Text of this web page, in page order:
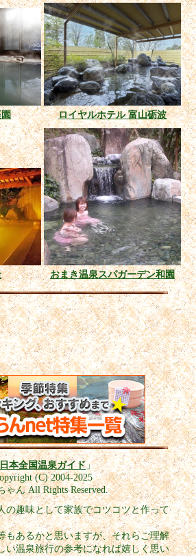
ロイヤルホテル 富山砺波
おまき温泉スパガーデン和園
日本全国温泉ガイド」
(C) 2004-2025
ゃん All Rights Reserved.
の趣味として家族でコツコツと作って
もあるかと思いますが、それらご理解
い温泉旅行の参考になれば嬉しく思い